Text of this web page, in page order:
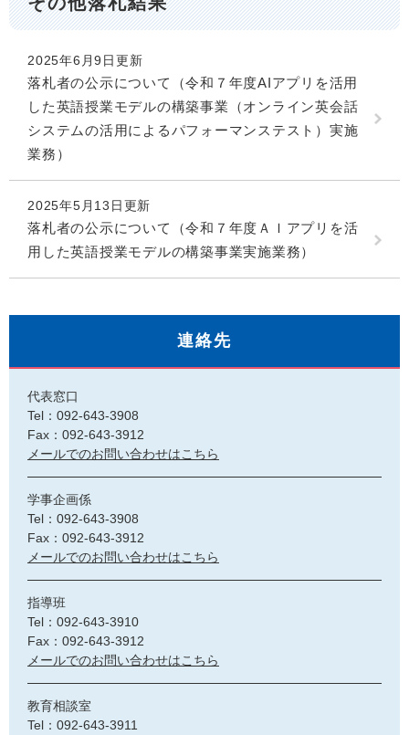
2025年6月9日更新
落札者の公示について（令和７年度AIアプリを活用
した英語授業モデルの構築事業（オンライン英会話
システムの活用によるパフォーマンステスト）実施
業務）
2025年5月13日更新
落札者の公示について（令和７年度ＡＩアプリを活
用した英語授業モデルの構築事業実施業務）
連絡先
代表窓口
Tel：092-643-3908
Fax：092-643-3912
メールでのお問い合わせはこちら
学事企画係
Tel：092-643-3908
Fax：092-643-3912
メールでのお問い合わせはこちら
指導班
Tel：092-643-3910
Fax：092-643-3912
メールでのお問い合わせはこちら
教育相談室
Tel：092-643-3911